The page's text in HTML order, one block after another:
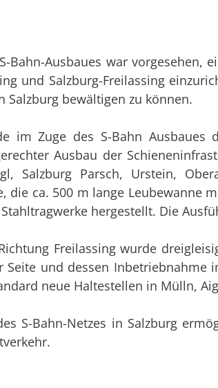
Bahn-Ausbaues war vorgesehen,
und Salzburg-Freilassing
Salzburg bewältigen zu können.
im Zuge des S-Bahn Ausbaues
Ausbau der
Salzburg Parsch, Urstein,
die ca. 500 m lange Leubewanne
hergestellt. Die
Freilassing wurde
Seite und dessen Inbetriebnahme
neue Haltestellen in Mülln,
S-Bahn-Netzes in Salzburg